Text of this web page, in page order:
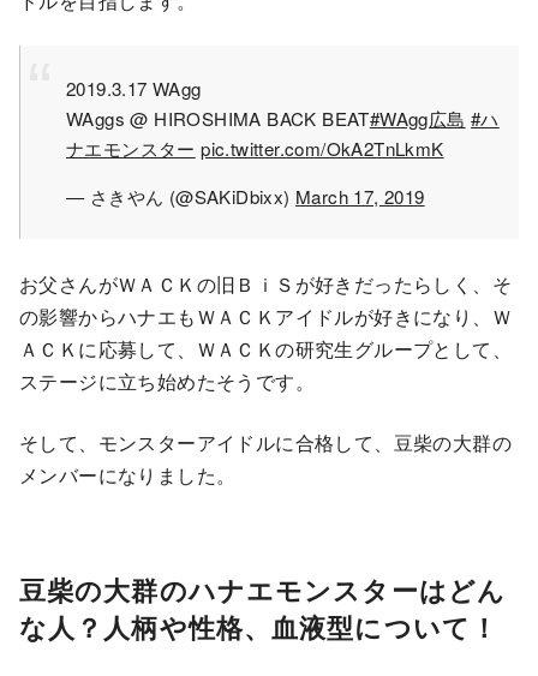
2019.3.17 WAgg
WAggs @ HIROSHIMA BACK BEAT#WAgg広島 #ハ
ナエモンスター pic.twitter.com/OkA2TnLkmK
— さきやん (@SAKiDbixx) March 17, 2019
お父さんがＷＡＣＫの旧ＢｉＳが好きだったらしく、そ
の影響からハナエもＷＡＣＫアイドルが好きになり、Ｗ
ＡＣＫに応募して、ＷＡＣＫの研究生グループとして、
ステージに立ち始めたそうです。
そして、モンスターアイドルに合格して、豆柴の大群の
メンバーになりました。
豆柴の大群のハナエモンスターはどん
な人？人柄や性格、血液型について！